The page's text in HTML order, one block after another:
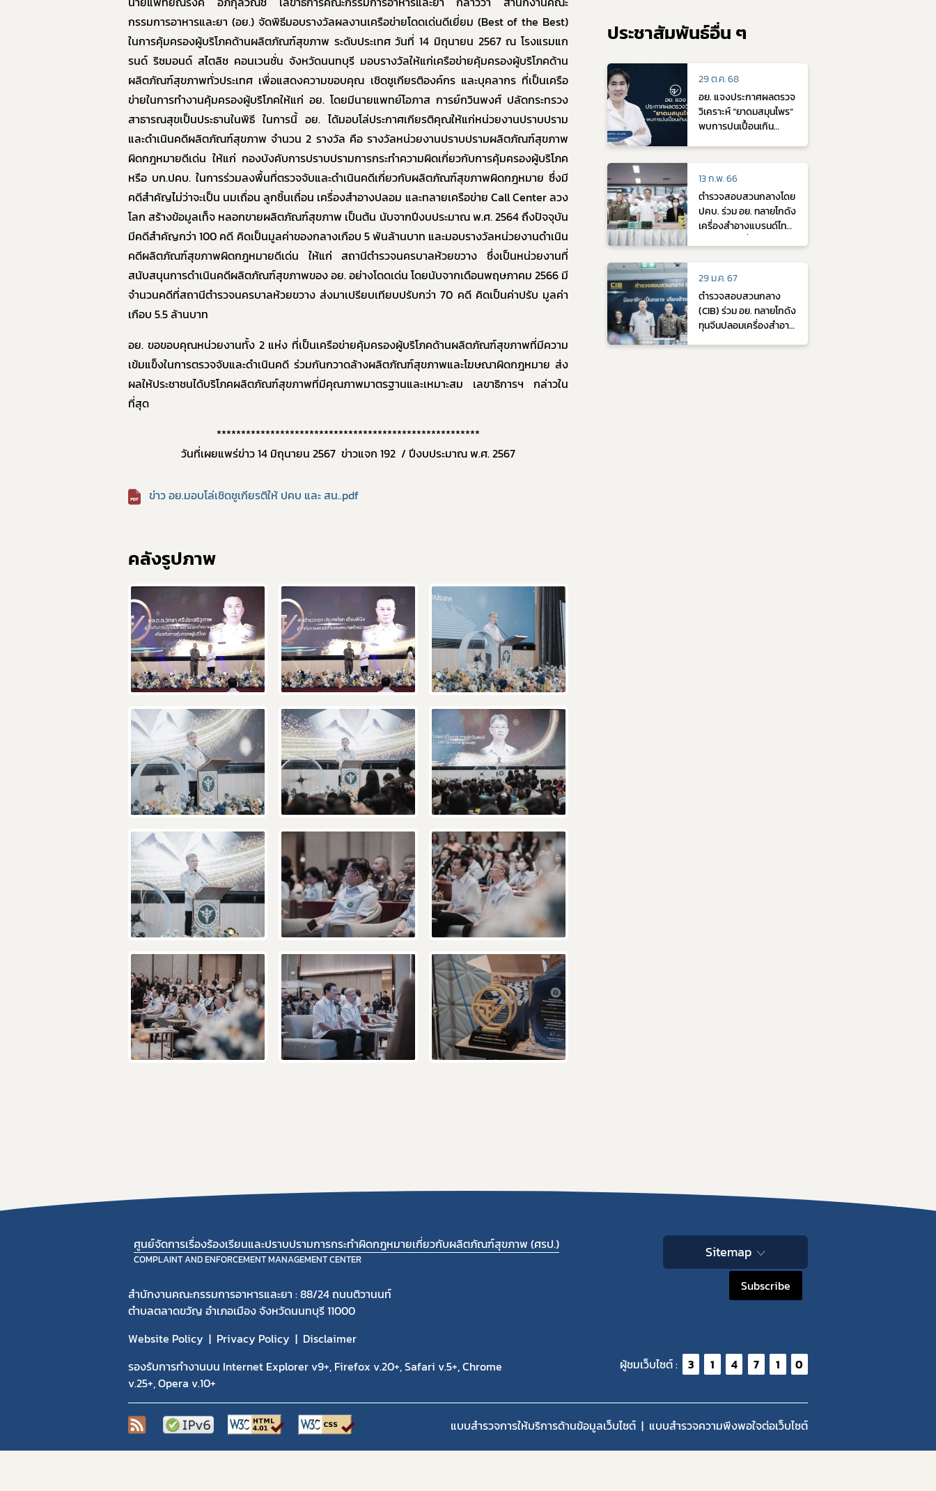
กรรมการอาหารและยา (อย.) จัดพิธีมอบรางวัลผลงานเครือข่ายโดดเด่นดีเยี่ยม (Best of the Best)
ในการคุ้มครองผู้บริโภคด้านผลิตภัณฑ์สุขภาพ ระดับประเทศ วันที่ 14 มิถุนายน 2567 ณ โรงแรมแก
รนด์ ริชมอนด์ สไตลิช คอนเวนชั่น จังหวัดนนทบุรี มอบรางวัลให้แก่เครือข่ายคุ้มครองผู้บริโภคด้าน
ผลิตภัณฑ์สุขภาพทั่วประเทศ เพื่อแสดงความขอบคุณ เชิดชูเกียรติองค์กร และบุคลากร ที่เป็นเครือ
ข่ายในการทำงานคุ้มครองผู้บริโภคให้แก่ อย. โดยมีนายแพทย์โอภาส การย์กวินพงศ์ ปลัดกระทรวง
สาธารณสุขเป็นประธานในพิธี ในการนี้ อย. ได้มอบโล่ประกาศเกียรติคุณให้แก่หน่วยงานปราบปราม
และดำเนินคดีผลิตภัณฑ์สุขภาพ จำนวน 2 รางวัล คือ รางวัลหน่วยงานปราบปรามผลิตภัณฑ์สุขภาพ
ผิดกฎหมายดีเด่น ให้แก่ กองบังคับการปราบปรามการกระทำความผิดเกี่ยวกับการคุ้มครองผู้บริโภค
หรือ บก.ปคบ. ในการร่วมลงพื้นที่ตรวจจับและดำเนินคดีเกี่ยวกับผลิตภัณฑ์สุขภาพผิดกฎหมาย ซึ่งมี
คดีสำคัญไม่ว่าจะเป็น นมเถื่อน ลูกชิ้นเถื่อน เครื่องสำอางปลอม และทลายเครือข่าย Call Center ลวง
โลก สร้างข้อมูลเท็จ หลอกขายผลิตภัณฑ์สุขภาพ เป็นต้น นับจากปีงบประมาณ พ.ศ. 2564 ถึงปัจจุบัน
มีคดีสำคัญกว่า 100 คดี คิดเป็นมูลค่าของกลางเกือบ 5 พันล้านบาท และมอบรางวัลหน่วยงานดำเนิน
คดีผลิตภัณฑ์สุขภาพผิดกฎหมายดีเด่น ให้แก่ สถานีตำรวจนครบาลห้วยขวาง ซึ่งเป็นหน่วยงานที่
สนับสนุนการดำเนินคดีผลิตภัณฑ์สุขภาพของ อย. อย่างโดดเด่น โดยนับจากเดือนพฤษภาคม 2566 มี
จำนวนคดีที่สถานีตำรวจนครบาลห้วยขวาง ส่งมาเปรียบเทียบปรับกว่า 70 คดี คิดเป็นค่าปรับ มูลค่า
เกือบ 5.5 ล้านบาท
อย. ขอขอบคุณหน่วยงานทั้ง 2 แห่ง ที่เป็นเครือข่ายคุ้มครองผู้บริโภคด้านผลิตภัณฑ์สุขภาพที่มีความ
เข้มแข็งในการตรวจจับและดำเนินคดี ร่วมกันกวาดล้างผลิตภัณฑ์สุขภาพและโฆษณาผิดกฎหมาย ส่ง
ผลให้ประชาชนได้บริโภคผลิตภัณฑ์สุขภาพที่มีคุณภาพมาตรฐานและเหมาะสม เลขาธิการฯ กล่าวใน
ที่สุด
******************************************************
วันที่เผยแพร่ข่าว 14 มิถุนายน 2567 ข่าวแจก 192 / ปีงบประมาณ พ.ศ. 2567
ข่าว อย.มอบโล่เชิดชูเกียรติให้ ปคบ และ สน..pdf
คลังรูปภาพ
ประชาสัมพันธ์อื่น ๆ
29 ต.ค. 68
อย. แจงประกาศผลตรวจ
วิเคราะห์ “ยาดมสมุนไพร”
พบการปนเปื้อนเกิน
13 ก.พ. 66
ตำรวจสอบสวนกลางโดย
ปคบ. ร่วม อย. ทลายโกดัง
เครื่องสำอางแบรนด์ไทย
ล้านบาท
29 ม.ค. 67
ตำรวจสอบสวนกลาง
(CIB) ร่วม อย. ทลายโกดัง
ทุนจีนปลอมเครื่องสำอาง
ศูนย์จัดการเรื่องร้องเรียนและปราบปรามการกระทำผิดกฎหมายเกี่ยวกับผลิตภัณฑ์สุขภาพ (ศรป.)
COMPLAINT AND ENFORCEMENT MANAGEMENT CENTER
สำนักงานคณะกรรมการอาหารและยา : 88/24 ถนนติวานนท์
ตำบลตลาดขวัญ อำเภอเมือง จังหวัดนนทบุรี 11000
Website Policy
Privacy Policy
Disclaimer
รองรับการทำงานบน Internet Explorer v9+, Firefox v.20+, Safari v.5+, Chrome
v.25+, Opera v.10+
Sitemap
Subscribe
ผู้ชมเว็บไซต์ : 3 1 4 7 1 0
แบบสำรวจการให้บริการด้านข้อมูลเว็บไซต์ แบบสำรวจความพีงพอใจต่อเว็บไซต์
Subscribe
ร้องเรียนเครื่องสำ